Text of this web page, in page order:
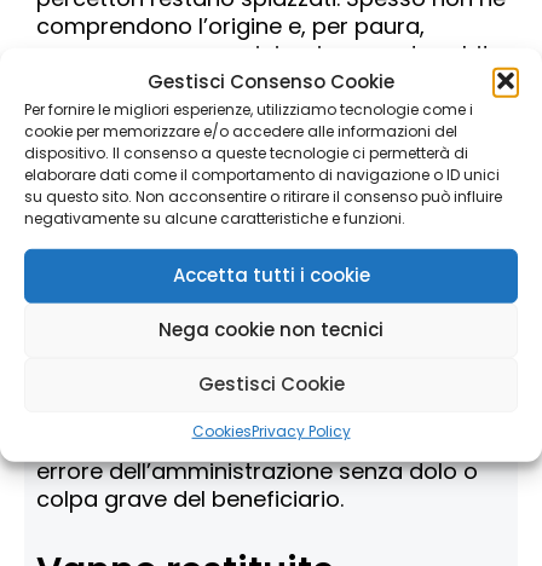
Gestisci Consenso Cookie
Per fornire le migliori esperienze, utilizziamo tecnologie come i
cookie per memorizzare e/o accedere alle informazioni del
dispositivo. Il consenso a queste tecnologie ci permetterà di
elaborare dati come il comportamento di navigazione o ID unici
su questo sito. Non acconsentire o ritirare il consenso può influire
negativamente su alcune caratteristiche e funzioni.
Accetta tutti i cookie
Nega cookie non tecnici
Gestisci Cookie
CookiesPrivacy Policy
comprendono l’origine e, per paura,
provano a correre ai ripari versando subito
quanto richiesto o chiedendo la
rateizzazione.
Ma la verità è chein moltissimi casi le
somme non devono essere restituite
legge, infatti, tutela chi ha percepito le
prestazioni inbuona fede, in virtù del
principio dell’affidamento.
Non vanno restituite
le somme ricevutein buona fede
errore dell’amministrazione senza dolo o
colpa grave del beneficiario.